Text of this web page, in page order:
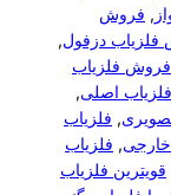
, فروش
دزفول,
فروش فلزیاب
فلزیاب اصلی,
, فلزیاب
خارجی, فلزیاب
قویترین فلزیاب